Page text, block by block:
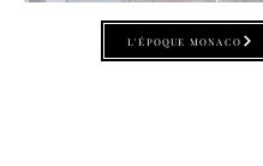
L'ÉPOQUE MONACO